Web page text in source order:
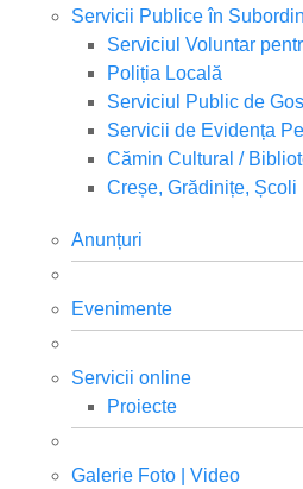
Servicii Publice în
Serviciul Voluntar
Poliția Locală
Serviciul Public de
Servicii de Evidența
Cămin Cultural /
Creșe, Grădinițe, Școli
Anunțuri
Evenimente
Servicii online
Proiecte
Galerie Foto | Video